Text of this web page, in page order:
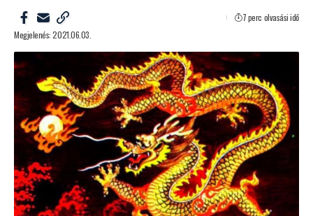
Megjelenés: 2021.06.03.
7 perc olvasási idő